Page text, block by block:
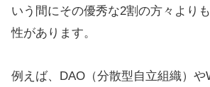
いう間にその優秀な2割の方々より
性があります。
例えば、DAO（分散型自立組織）や